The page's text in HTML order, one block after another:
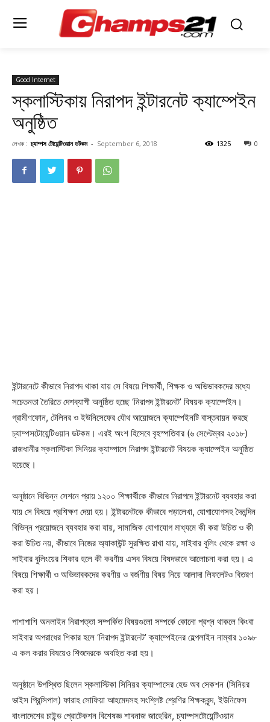
Good Internet
স্কলাস্টিকায় নিরাপদ ইন্টারনেট ক্যাম্পেইন
অনুষ্ঠিত
লেখক : চ্যাম্পস টোয়েন্টিওয়ান ডটকম - September 6, 2018 0
1325
ইন্টারনেটে কীভাবে নিরাপদ থাকা যায় সে বিষয়ে শিক্ষার্থী, শিক্ষক ও অভিভাবকদের মধ্যে
সচেতনতা তৈরিতে দেশব্যাপী অনুষ্ঠিত হচ্ছে ‘নিরাপদ ইন্টারনেট’ বিষয়ক ক্যাম্পেইন।
গ্রামীণফোন, টেলিনর ও ইউনিসেফের যৌথ আয়োজনে ক্যাম্পেইনটি বাস্তবায়ন করছে
চ্যাম্পসটোয়েন্টিওয়ান ডটকম। এরই অংশ হিসেবে বৃহস্পতিবার (৬ সেপ্টেম্বর ২০১৮)
রাজধানীর স্কলাস্টিকা সিনিয়র ক্যাম্পাসে নিরাপদ ইন্টারনেট বিষয়ক ক্যাম্পেইন অনুষ্ঠিত
হয়েছে।
অনুষ্ঠানে বিভিন্ন সেশনে প্রায় ১২০০ শিক্ষার্থীকে কীভাবে নিরাপদে ইন্টারনেট ব্যবহার করা
যায় সে বিষয়ে প্রশিক্ষণ দেয়া হয়। ইন্টারনেটকে কীভাবে পড়ালেখা, যোগাযোগসহ দৈনন্দিন
বিভিন্ন প্রয়োজনে ব্যবহার করা যায়, সামাজিক যোগাযোগ মাধ্যমে কী করা উচিত ও কী
করা উচিত নয়, কীভাবে নিজের অ্যাকাউন্ট সুরক্ষিত রাখা যায়, সাইবার বুলিং থেকে রক্ষা ও
সাইবার বুলিংয়ের শিকার হলে কী করণীয় এসব বিষয়ে বিষদভাবে আলোচনা করা হয়। এ
বিষয়ে শিক্ষার্থী ও অভিভাবকদের করণীয় ও বর্জণীয় বিষয় নিয়ে আলাদা লিফলেটও বিতরণ
করা হয়।
পাশাপাশি অনলাইন নিরাপত্তা সম্পর্কিত বিষয়গুলো সম্পর্কে কোনো প্রশ্ন থাকলে কিংবা
সাইবার অপরাধের শিকার হলে ‘নিরাপদ ইন্টারনেট’ ক্যাম্পেইনের হেল্পলাইন নাম্বার ১০৯৮
এ কল করার বিষয়েও শিশুদেরকে অবহিত করা হয়।
অনুষ্ঠানে উপস্থিত ছিলেন স্কলাস্টিকা সিনিয়র ক্যাম্পাসের হেড অব সেকশন (সিনিয়র
ভাইস প্রিন্সিপাল) ফারাহ সোফিয়া আহমেদসহ সংশ্লিষ্ট শ্রেণির শিক্ষকবৃন্দ, ইউনিফেস
বাংলাদেশের চাইন্ড প্রোটেকশন বিশেষজ্ঞ শাবনাজ জাহেরিন, চ্যাম্পসটোয়েন্টিওয়ান